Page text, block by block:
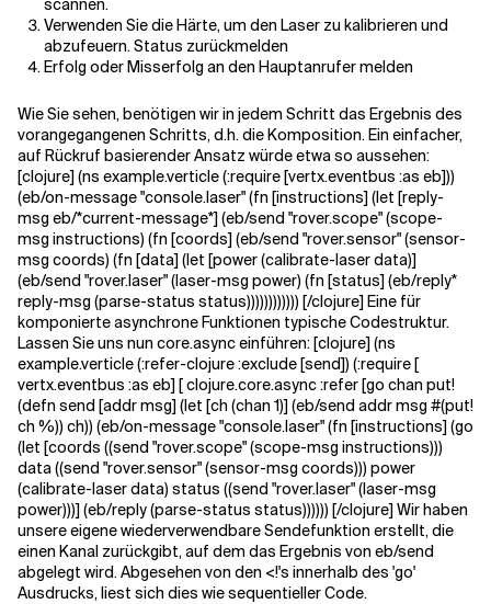
scannen.
Verwenden Sie die Härte, um den Laser zu kalibrieren und
abzufeuern. Status zurückmelden
Erfolg oder Misserfolg an den Hauptanrufer melden
Wie Sie sehen, benötigen wir in jedem Schritt das Ergebnis des
vorangegangenen Schritts, d.h. die Komposition. Ein einfacher,
auf Rückruf basierender Ansatz würde etwa so aussehen:
[clojure] (ns example.verticle (:require [vertx.eventbus :as eb]))
(eb/on-message "console.laser" (fn [instructions] (let [reply-
msg eb/*current-message*] (eb/send "rover.scope" (scope-
msg instructions) (fn [coords] (eb/send "rover.sensor" (sensor-
msg coords) (fn [data] (let [power (calibrate-laser data)]
(eb/send "rover.laser" (laser-msg power) (fn [status] (eb/reply*
reply-msg (parse-status status)))))))))))) [/clojure] Eine für
komponierte asynchrone Funktionen typische Codestruktur.
Lassen Sie uns nun core.async einführen: [clojure] (ns
example.verticle (:refer-clojure :exclude [send]) (:require [
vertx.eventbus :as eb] [ clojure.core.async :refer [go chan put!
(defn send [addr msg] (let [ch (chan 1)] (eb/send addr msg #(put!
ch %)) ch)) (eb/on-message "console.laser" (fn [instructions] (go
(let [coords ((send "rover.scope" (scope-msg instructions)))
data ((send "rover.sensor" (sensor-msg coords))) power
(calibrate-laser data) status ((send "rover.laser" (laser-msg
power)))] (eb/reply (parse-status status)))))) [/clojure] Wir haben
unsere eigene wiederverwendbare Sendefunktion erstellt, die
einen Kanal zurückgibt, auf dem das Ergebnis von eb/send
abgelegt wird. Abgesehen von den <!'s innerhalb des 'go'
Ausdrucks, liest sich dies wie sequentieller Code.